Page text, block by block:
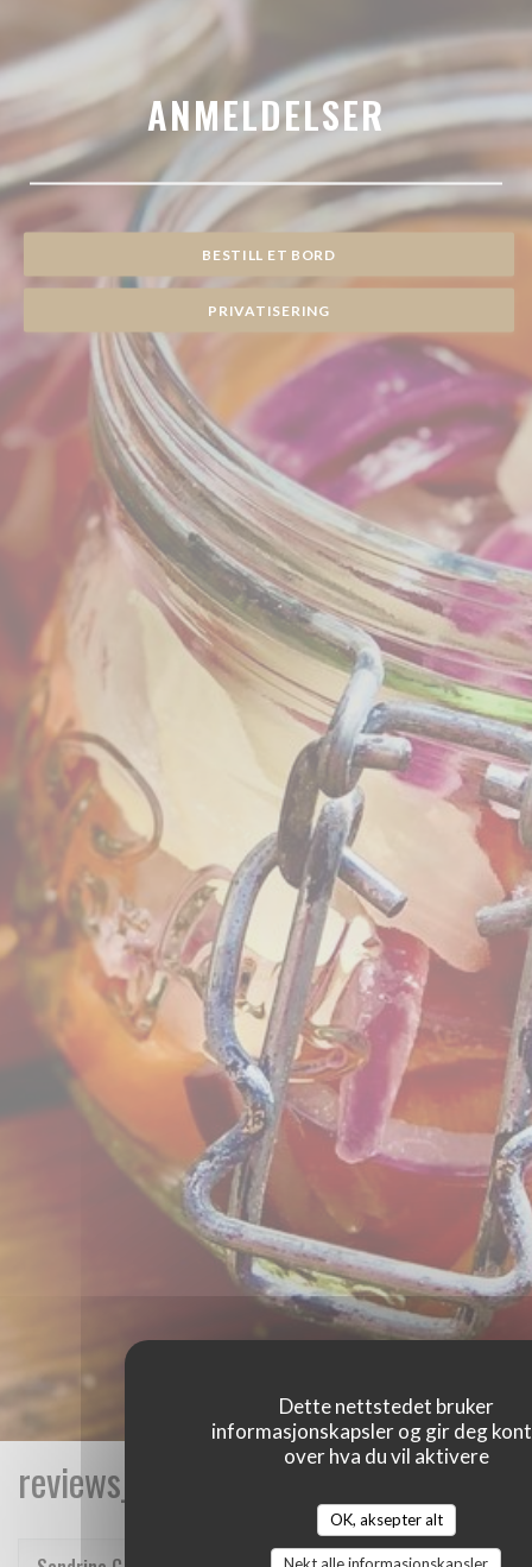
Dette nettstedet bruker
informasjonskapsler og gir deg
over hva du vil aktivere
OK, aksepter alt
ANMELDELSER
BESTILL ET BORD
PRIVATISERING